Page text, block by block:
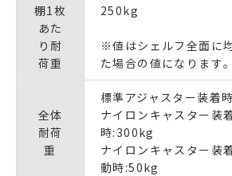
棚1枚
あた
り耐
荷重
250kg
※値はシェルフ全面に
た場合の値になります｡
全体
耐荷
重
標準アジャスター装着
ナイロンキャスター装
時:300kg
ナイロンキャスター装
動時:50kg